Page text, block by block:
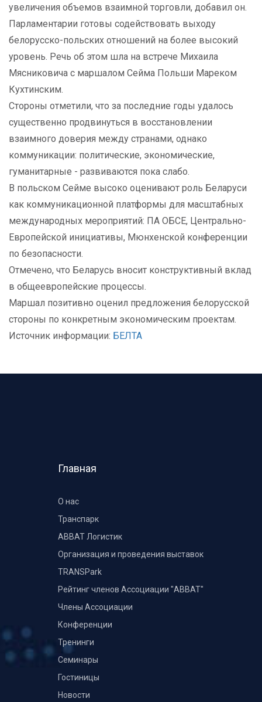
увеличения объемов взаимной торговли, добавил он.
Парламентарии готовы содействовать выходу
белорусско-польских отношений на более высокий
уровень. Речь об этом шла на встрече Михаила
Мясниковича с маршалом Сейма Польши Мареком
Кухтинским.
Стороны отметили, что за последние годы удалось
существенно продвинуться в восстановлении
взаимного доверия между странами, однако
коммуникации: политические, экономические,
гуманитарные - развиваются пока слабо.
В польском Сейме высоко оценивают роль Беларуси
как коммуникационной платформы для масштабных
международных мероприятий: ПА ОБСЕ, Центрально-
Европейской инициативы, Мюнхенской конференции
по безопасности.
Отмечено, что Беларусь вносит конструктивный вклад
в общеевропейские процессы.
Маршал позитивно оценил предложения белорусской
стороны по конкретным экономическим проектам.
Источник информации: БЕЛТА
Главная
О нас
Транспарк
ABBAT Логистик
Организация и проведения выставок
TRANSPark
Рейтинг членов Ассоциации "АВВАТ"
Члены Ассоциации
Конференции
Тренинги
Семинары
Гостиницы
Новости